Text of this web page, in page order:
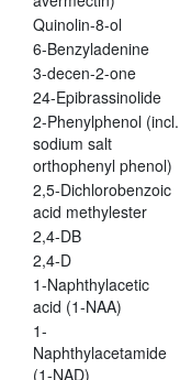
Quinolin-8-ol
6-Benzyladenine
3-decen-2-one
24-Epibrassinolide
2-Phenylphenol (incl.
sodium salt
orthophenyl phenol)
2,5-Dichlorobenzoic
acid methylester
2,4-DB
2,4-D
1-Naphthylacetic
acid (1-NAA)
1-
Naphthylacetamide
(1-NAD)